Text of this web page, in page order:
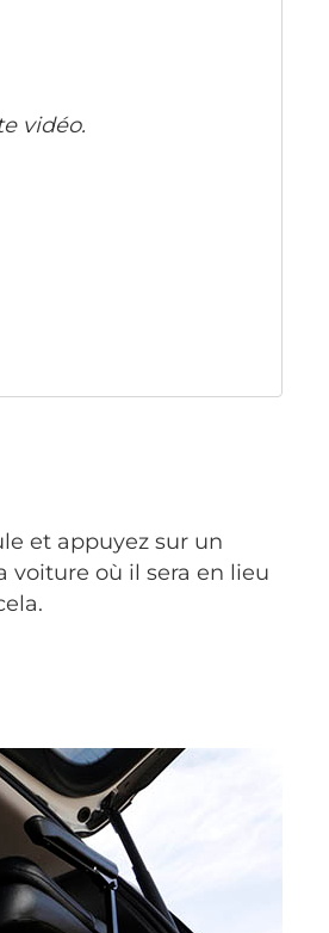
vidéo.
et appuyez sur un
voiture où il sera en lieu